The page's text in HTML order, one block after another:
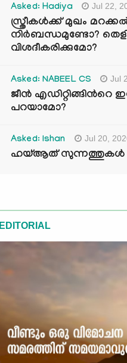
Asked: Hadiya Jul 22,
സ്ത്രീകൾക്ക് മുഖം
നിർബന്ധമുണ്ടോ?
വിശദീകരിക്കുമോ?
Asked: NABEEL CS Jul
ജീൻ എഡിറ്റിങ്ങിന്‍റെ
പറയാമോ?
Asked: Ishan Jul 20,
ഹയ്ആത് സുന്നത്തുകൾ
EDITORIAL